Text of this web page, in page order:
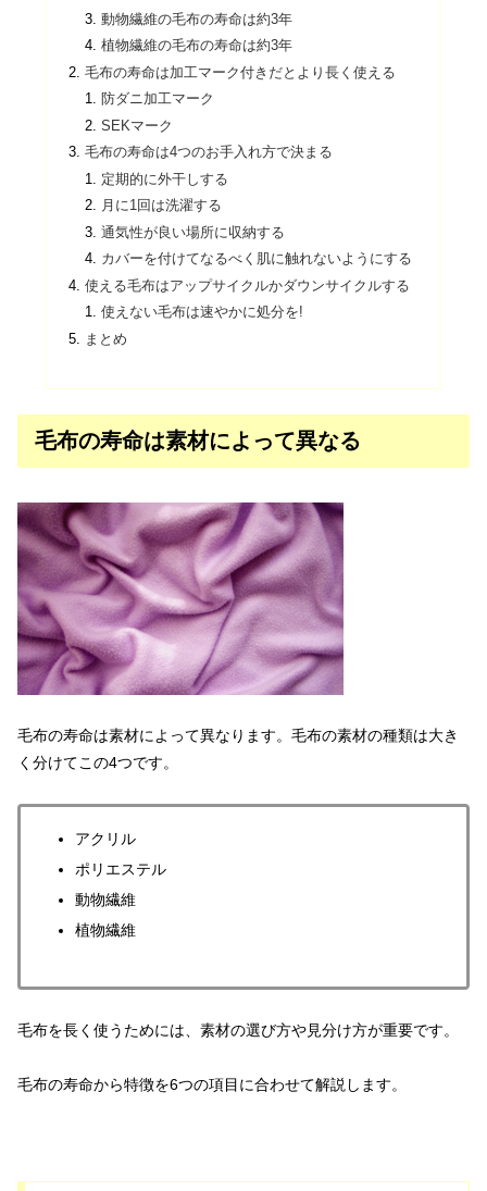
動物繊維の毛布の寿命は約3年
植物繊維の毛布の寿命は約3年
毛布の寿命は加工マーク付きだとより長く使える
防ダニ加工マーク
SEKマーク
毛布の寿命は4つのお手入れ方で決まる
定期的に外干しする
月に1回は洗濯する
通気性が良い場所に収納する
カバーを付けてなるべく肌に触れないようにする
使える毛布はアップサイクルかダウンサイクルする
使えない毛布は速やかに処分を!
まとめ
毛布の寿命は素材によって異なる
毛布の寿命は素材によって異なります。毛布の素材の種類は大き
く分けてこの4つです。
アクリル
ポリエステル
動物繊維
植物繊維
毛布を長く使うためには、素材の選び方や見分け方が重要です。
毛布の寿命から特徴を6つの項目に合わせて解説します。